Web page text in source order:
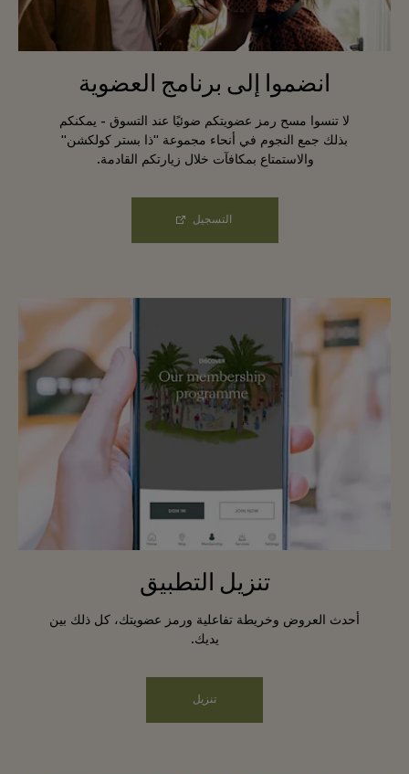
انضموا إلى برنامج العضوية
لا تنسوا مسح رمز عضويتكم ضوئيًا عند التسوق - يمكنكم
بذلك جمع النجوم في أنحاء مجموعة "ذا بستر كولكشن"
والاستمتاع بمكافآت خلال زيارتكم القادمة.
التسجيل
تنزيل التطبيق
أحدث العروض وخريطة تفاعلية ورمز عضويتك، كل ذلك بين
يديك.
تنزيل